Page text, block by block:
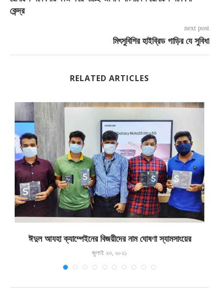
কেন্দ্র
next post
মিৎসুবিশির হাইব্রিড গাড়ির যে সুবিধা
RELATED ARTICLES
ঈদুল আযহা ক্যাম্পেইনের বিজয়ীদের নাম ঘোষণা স্যামসাংয়ের
জুলাই ২৩, ২০২১